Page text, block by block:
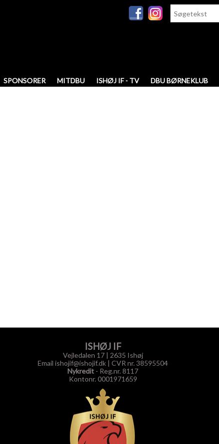
SPONSORER MITDBU ISHØJ IF - TV DBU BØRNEKLUB
ISHØJ IF
Vejledalen 17 | 2635 Ishøj
Email ishojif@ishojif.dk | CVR nr. 38595504
Nykredit - Reg.nr. 8117
Kontonr. 0001971659